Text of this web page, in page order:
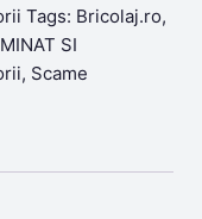
Tags: Bricolaj.ro,
SI
, Scame